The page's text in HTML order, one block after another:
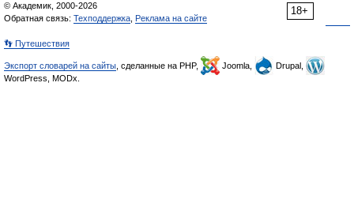
18+
© Академик, 2000-2026
Обратная связь: Техподдержка Реклама на сайте
👣 Путешествия
Экспорт словарей на сайты , сделанные на PHP, Joomla,
Drupal,
WordPress, MODx.